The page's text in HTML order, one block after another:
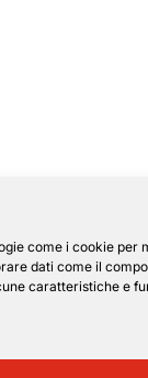
come i cookie
dati come il
caratteristiche e